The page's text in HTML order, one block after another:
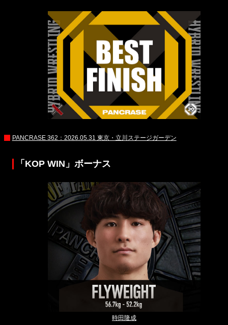
PANCRASE 362：2026.05.31 東京・立川ステージガーデン
「KOP WIN」ボーナス
時田隆成